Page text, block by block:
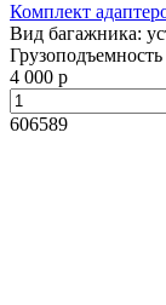
Комплект
Вид багажника:
Грузоподъемность
4 000 р
606589